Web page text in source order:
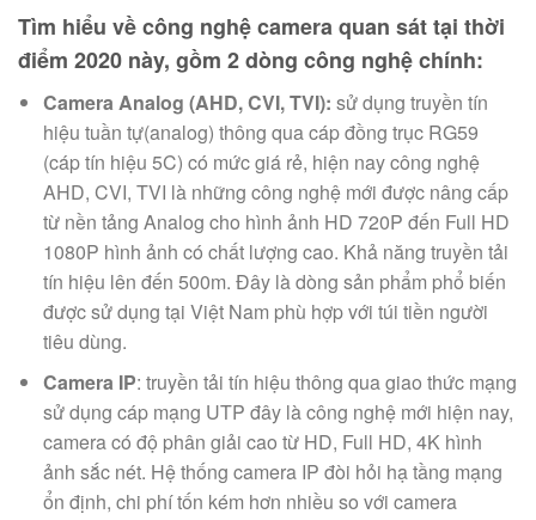
Tìm hiểu về công nghệ camera quan sát tại thời
điểm 2020 này, gồm 2 dòng công nghệ chính:
Camera Analog (AHD, CVI, TVI): sử dụng truyền tín
hiệu tuần tự(analog) thông qua cáp đồng trục RG59
(cáp tín hiệu 5C) có mức giá rẻ, hiện nay công nghệ
AHD, CVI, TVI là những công nghệ mới được nâng cấp
từ nền tảng Analog cho hình ảnh HD 720P đến Full HD
1080P hình ảnh có chất lượng cao. Khả năng truyền tải
tín hiệu lên đến 500m. Đây là dòng sản phẩm phổ biến
được sử dụng tại Việt Nam phù hợp với túi tiền người
tiêu dùng.
Camera IP: truyền tải tín hiệu thông qua giao thức mạng
sử dụng cáp mạng UTP đây là công nghệ mới hiện nay,
camera có độ phân giải cao từ HD, Full HD, 4K hình
ảnh sắc nét. Hệ thống camera IP đòi hỏi hạ tầng mạng
ổn định, chi phí tốn kém hơn nhiều so với camera